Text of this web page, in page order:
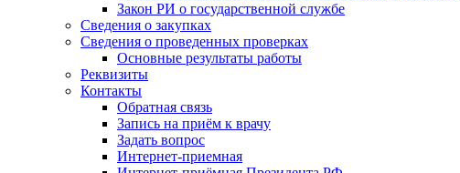
Закон РИ о государственной службе
Сведения о закупках
Сведения о проведенных проверках
Основные результаты работы
Реквизиты
Контакты
Обратная связь
Запись на приём к врачу
Задать вопрос
Интернет-приемная